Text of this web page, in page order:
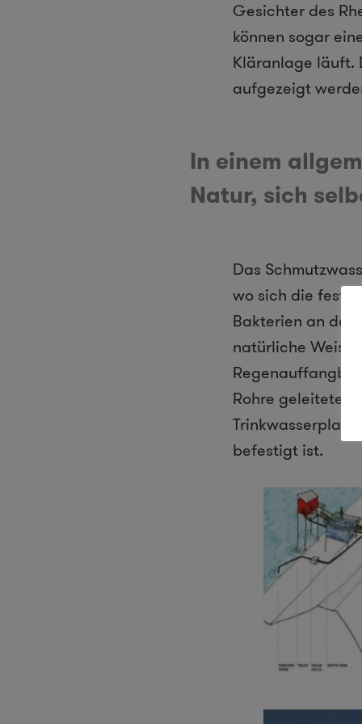
Gesichter des
können sogar
Kläranlage läuft.
aufgezeigt
In einem
Natur, sich
Das
wo sich die
Bakterien an
natürliche Weise
Rohre geleitete
befestigt ist.